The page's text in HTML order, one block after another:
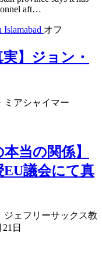
aft…
Islamabad オフ
】ジョン・
ミアシャイマー
当の関係】
議会にて真
ジェフリーサックス教
日